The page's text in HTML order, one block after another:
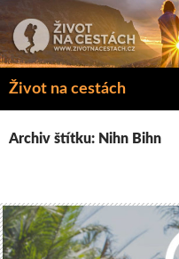
k
obsahu
Život na cestách
Hledat
Archiv štítku: Nihn Bihn